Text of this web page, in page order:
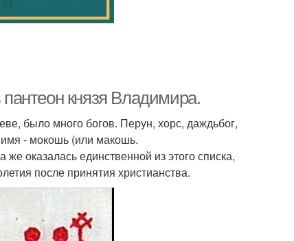
князя Владимира.
было много богов. Перун, хорс, даждьбог,
- мокошь (или макошь.
оказалась единственной из этого списка,
после принятия христианства.